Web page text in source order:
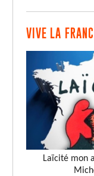
VIVE LA
Laïcité mon